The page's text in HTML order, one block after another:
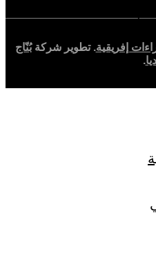
إفريقية. تطوير شركةبُنّاج
.